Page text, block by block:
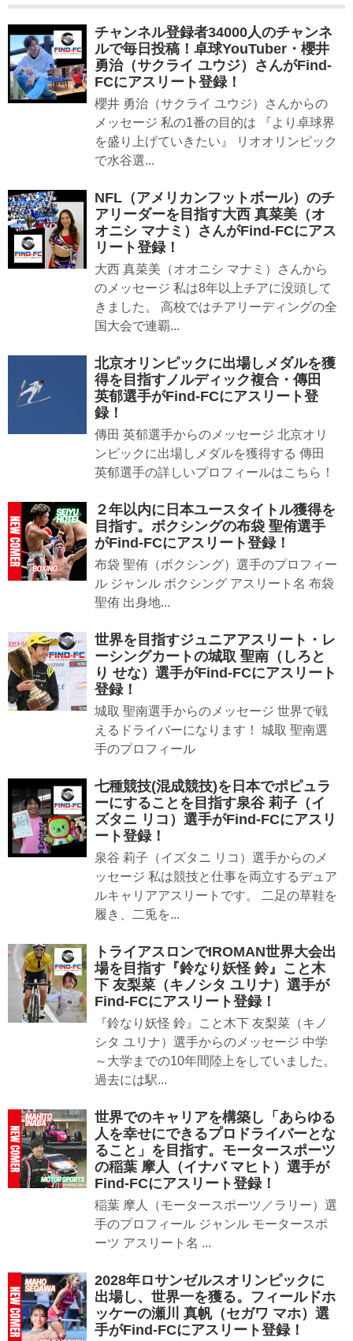
チャンネル登録者34000人のチャンネ
ルで毎日投稿！卓球YouTuber・櫻井
勇治（サクライ ユウジ）さんがFind-
FCにアスリート登録！
櫻井 勇治（サクライ ユウジ）さんからの
メッセージ 私の1番の目的は 『より卓球界
を盛り上げていきたい』 リオオリンピック
で水谷選...
NFL（アメリカンフットボール）のチ
アリーダーを目指す大西 真菜美（オ
オニシ マナミ）さんがFind-FCにアス
リート登録！
大西 真菜美（オオニシ マナミ）さんから
のメッセージ 私は8年以上チアに没頭して
きました。 高校ではチアリーディングの全
国大会で連覇...
北京オリンピックに出場しメダルを獲
得を目指すノルディック複合・傳田
英郁選手がFind-FCにアスリート登
録！
傳田 英郁選手からのメッセージ 北京オリ
ンピックに出場しメダルを獲得する 傳田
英郁選手の詳しいプロフィールはこちら！
２年以内に日本ユースタイトル獲得を
目指す。ボクシングの布袋 聖侑選手
がFind-FCにアスリート登録！
布袋 聖侑（ボクシング）選手のプロフィー
ル ジャンル ボクシング アスリート名 布袋
聖侑 出身地...
世界を目指すジュニアアスリート・レ
ーシングカートの城取 聖南（しろと
り せな）選手がFind-FCにアスリート
登録！
城取 聖南選手からのメッセージ 世界で戦
えるドライバーになります！ 城取 聖南選
手のプロフィール
七種競技(混成競技)を日本でポピュラ
ーにすることを目指す泉谷 莉子（イ
ズタニ リコ）選手がFind-FCにアスリ
ート登録！
泉谷 莉子（イズタニ リコ）選手からのメ
ッセージ 私は競技と仕事を両立するデュア
ルキャリアアスリートです。 二足の草鞋を
履き、二兎を...
トライアスロンでIROMAN世界大会出
場を目指す『鈴なり妖怪 鈴』こと木
下 友梨菜（キノシタ ユリナ）選手が
Find-FCにアスリート登録！
『鈴なり妖怪 鈴』こと木下 友梨菜（キノ
シタ ユリナ）選手からのメッセージ 中学
～大学までの10年間陸上をしていました。
過去には駅...
世界でのキャリアを構築し「あらゆる
人を幸せにできるプロドライバーとな
ること」を目指す。モータースポーツ
の稲葉 摩人（イナバ マヒト）選手が
Find-FCにアスリート登録！
稲葉 摩人（モータースポーツ／ラリー）選
手のプロフィール ジャンル モータースポ
ーツ アスリート名 ...
2028年ロサンゼルスオリンピックに
出場し、世界一を獲る。フィールドホ
ッケーの瀬川 真帆（セガワ マホ）選
手がFind-FCにアスリート登録！